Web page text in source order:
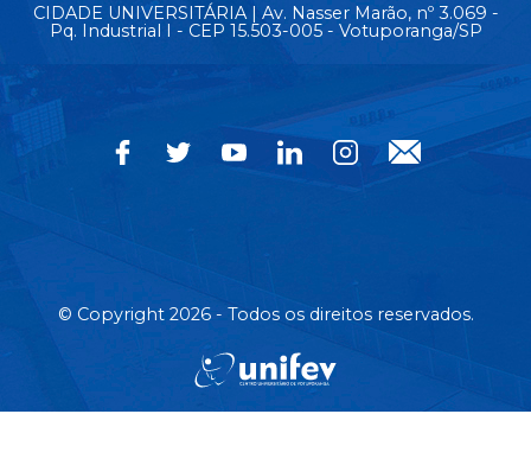
CIDADE UNIVERSITÁRIA | Av. Nasser Marão, nº 3.069 -
Pq. Industrial I - CEP 15.503-005 - Votuporanga/SP
© Copyright 2026 - Todos os direitos reservados.